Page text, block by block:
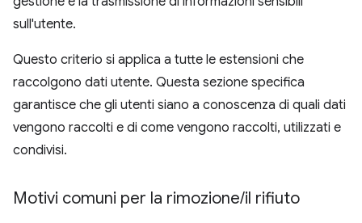
sull'utente.
Questo criterio si applica a tutte le estensioni che
raccolgono dati utente. Questa sezione specifica
garantisce che gli utenti siano a conoscenza di quali dati
vengono raccolti e di come vengono raccolti, utilizzati e
condivisi.
Motivi comuni per la rimozione/il rifiuto